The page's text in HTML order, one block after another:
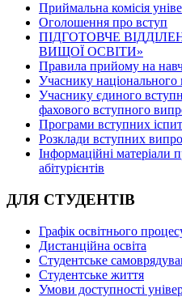
Приймальна комісія
Оголошення про вступ
ПІДГОТОВЧЕ
ВИЩОЇ ОСВІТИ»
Правила прийому на
Учаснику національного
Учаснику єдиного
фахового вступного
Програми вступних
Розклади вступних
Інформаційні матеріали
абітурієнтів
ДЛЯ СТУДЕНТІВ
Графік освітнього
Дистанційна освіта
Студентське
Студентське життя
Умови доступності